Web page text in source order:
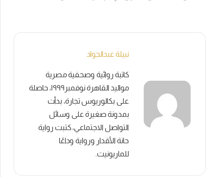
نبيلة عبدالجواد
كاتبة روائية وصحفية مصرية
مواليد القاهرة نوفمبر١٩٩٩، حاصلة
على بكالوريوس تجارة، بدأت
بمدونة صغيرة على وسائل
التواصل الاجتماعي، كتبت رواية
حانة الأقدار ورواية وداعًا
للماريونيت.